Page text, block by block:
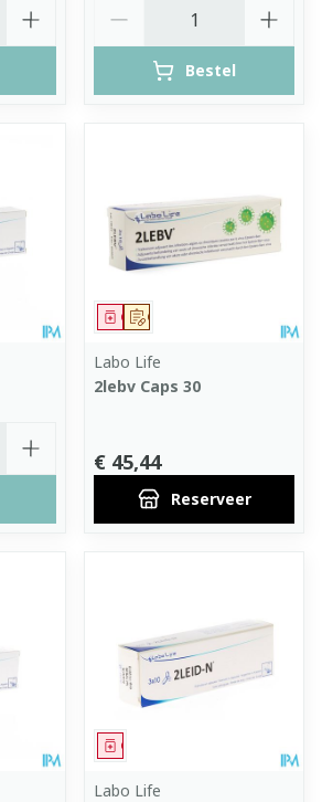
Bestel
Op voorschrift
Geneesmiddel
Labo Life
2lebv Caps 30
€ 45,44
Reserveer
Geneesmiddel
Labo Life